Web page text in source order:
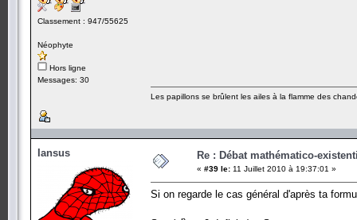
Classement : 947/55625
Néophyte
Hors ligne
Messages: 30
Les papillons se brûlent les ailes à la flamme des
Iansus Re : Débat mathématico-
« #39 le: 11 Juillet 2010 à 19:37:01 »
Si on regarde le cas général d'après ta